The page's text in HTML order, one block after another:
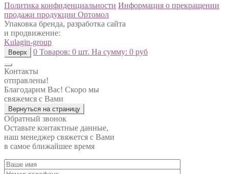
Политика конфиденциальности Информация о прекращении
продажи продукции Ортомол
Упаковка бренда, разработка сайта
и продвижение:
Kulagin-group
Вверх 0 Товаров: 0 шт. На сумму: 0 руб
Контакты
отправлены!
Благодарим Вас! Скоро мы
свяжемся с Вами
Вернуться на страницу
Обратный звонок
Оставьте контактные данные,
наш менеджер свяжется с Вами
в самое ближайшее время